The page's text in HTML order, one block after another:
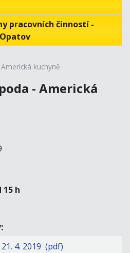
pracovních činností -
kuchyně
- Americká
h
4. 2019 (pdf)